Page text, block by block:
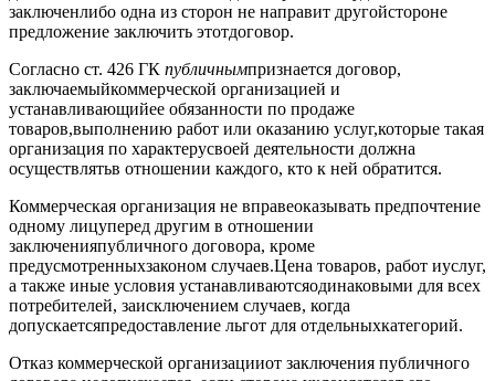
заключенлибо одна из сторон не направит другойстороне
предложение заключить этотдоговор.
Согласно ст. 426 ГК публичнымпризнается договор,
заключаемыйкоммерческой организацией и
устанавливающийее обязанности по продаже
товаров,выполнению работ или оказанию услуг,которые такая
организация по характерусвоей деятельности должна
осуществлятьв отношении каждого, кто к ней обратится.
Коммерческая организация не вправеоказывать предпочтение
одному лицуперед другим в отношении
заключенияпубличного договора, кроме
предусмотренныхзаконом случаев.Цена товаров, работ иуслуг,
а также иные условия устанавливаютсяодинаковыми для всех
потребителей, заисключением случаев, когда
допускаетсяпредоставление льгот для отдельныхкатегорий.
Отказ коммерческой организацииот заключения публичного